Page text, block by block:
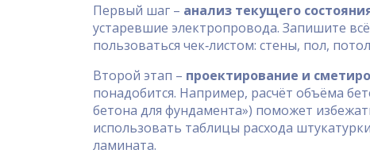
Первый шаг – анализ текущего
устаревшие электропровода. Запишите
пользоваться чек‑листом: стены, пол,
Второй этап – проектирование и
понадобится. Например, расчёт объёма
бетона для фундамента») поможет
использовать таблицы расхода
ламината.